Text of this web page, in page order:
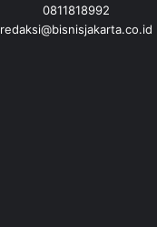
0811818992
redaksi@bisnisjakarta.co.id